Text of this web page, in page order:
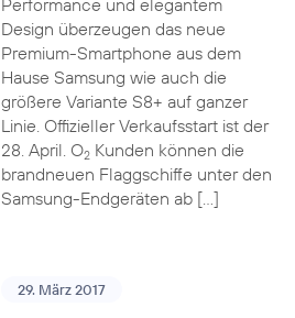
Performance und elegantem
Design überzeugen das neue
Premium-Smartphone aus dem
Hause Samsung wie auch die
größere Variante S8+ auf ganzer
Linie. Offizieller Verkaufsstart ist der
28. April. O2Kunden können die
brandneuen Flaggschiffe unter den
Samsung-Endgeräten ab […]
29. März 2017